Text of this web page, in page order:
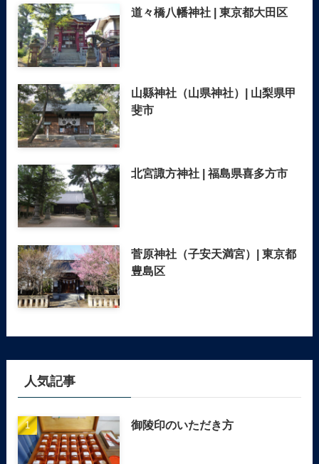
道々橋八幡神社 | 東京都大田区
山縣神社（山県神社）| 山梨県甲
斐市
北宮諏方神社 | 福島県喜多方市
菅原神社（子安天満宮）| 東京都
豊島区
人気記事
御陵印のいただき方